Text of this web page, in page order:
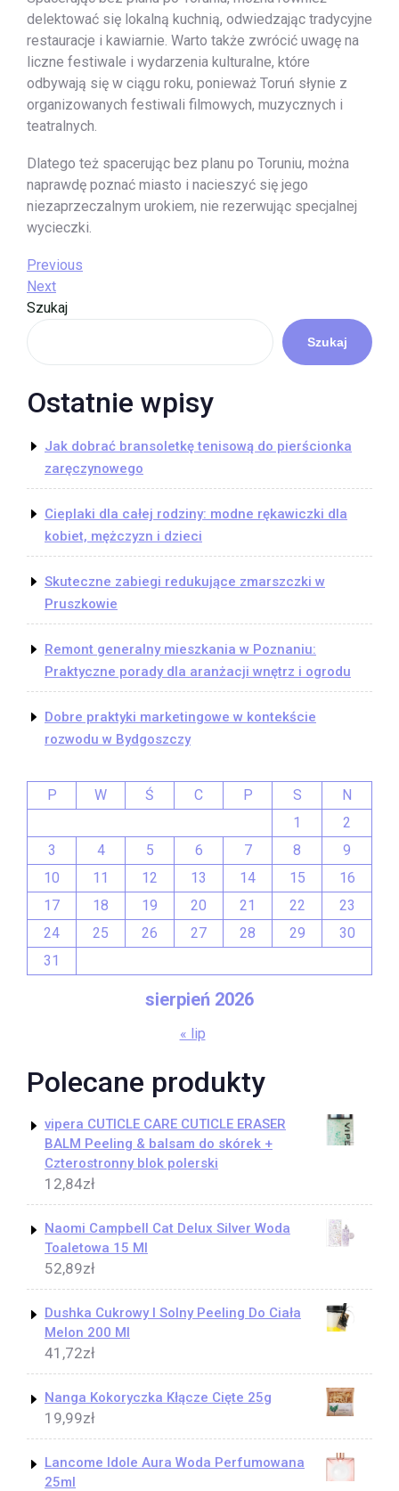
delektować się lokalną kuchnią, odwiedzając tradycyjne
restauracje i kawiarnie. Warto także zwrócić uwagę na
liczne festiwale i wydarzenia kulturalne, które
odbywają się w ciągu roku, ponieważ Toruń słynie z
organizowanych festiwali filmowych, muzycznych i
teatralnych.
Dlatego też spacerując bez planu po Toruniu, można
naprawdę poznać miasto i nacieszyć się jego
niezaprzeczalnym urokiem, nie rezerwując specjalnej
wycieczki.
Nawigacja
wpisu
Previous
Post
Previous
Next
Post
Next
Szukaj
Szukaj
Ostatnie wpisy
Jak dobrać bransoletkę tenisową do pierścionka
zaręczynowego
Cieplaki dla całej rodziny: modne rękawiczki dla
kobiet, mężczyzn i dzieci
Skuteczne zabiegi redukujące zmarszczki w
Pruszkowie
Remont generalny mieszkania w Poznaniu:
Praktyczne porady dla aranżacji wnętrz i ogrodu
Dobre praktyki marketingowe w kontekście
rozwodu w Bydgoszczy
sierpień 2026
P W Ś C P S
N
1
2
3
4 5 6 7 8
9
10
11 12 13 14 15
16
17
18 19 20 21 22
23
24
25 26 27 28 29
30
31
« lip
Polecane produkty
vipera CUTICLE CARE CUTICLE ERASER
BALM Peeling & balsam do skórek +
Czterostronny blok polerski
12,84zł
Naomi Campbell Cat Delux Silver Woda
Toaletowa 15 Ml
52,89zł
Dushka Cukrowy I Solny Peeling Do Ciała
Melon 200 Ml
41,72zł
Nanga Kokoryczka Kłącze Cięte 25g
19,99zł
Lancome Idole Aura Woda Perfumowana
25ml